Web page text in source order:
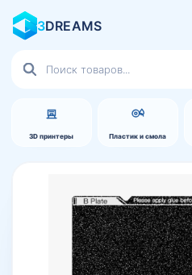
3DREAMS
3D принтеры Пластик и смола
товаров